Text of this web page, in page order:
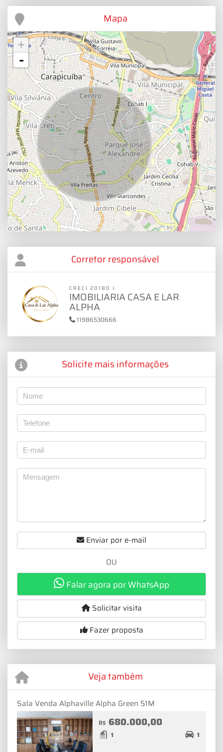
Mapa
+
-
Corretor responsável
CRECI 20180 J
IMOBILIARIA CASA E LAR
ALPHA
11986530666
Solicite mais informações
Enviar por e-mail
OU
Falar agora por WhatsApp
Solicitar visita
Fazer proposta
Veja também
Sala Venda Alphaville Alpha Green 51M
R$ 680.000,00
1 1